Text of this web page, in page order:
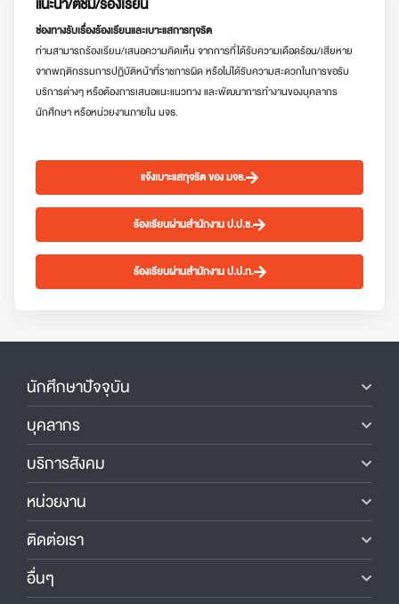
ช่องทางรับเรื่องร้องเรียนและเบาะแสการทุจริต
ท่านสามารถร้องเรียน/เสนอความคิดเห็น จากการที่ได้รับความเดือดร้อน/เสียหาย
จากพฤติกรรมการปฏิบัติหน้าที่ราชการผิด หรือไม่ได้รับความสะดวกในการขอรับ
บริการต่างๆ หรือต้องการเสนอแนะแนวทาง และพัฒนาการทำงานของบุคลากร
นักศึกษา หรือหน่วยงานภายใน มจธ.
แจ้งเบาะแสทุจริต ของ มจธ.
ร้องเรียนผ่านสำนักงาน ป.ป.ช.
ร้องเรียนผ่านสำนักงาน ป.ป.ท.
นักศึกษาปัจจุบัน
บุคลากร
บริการสังคม
หน่วยงาน
ติดต่อเรา
อื่นๆ